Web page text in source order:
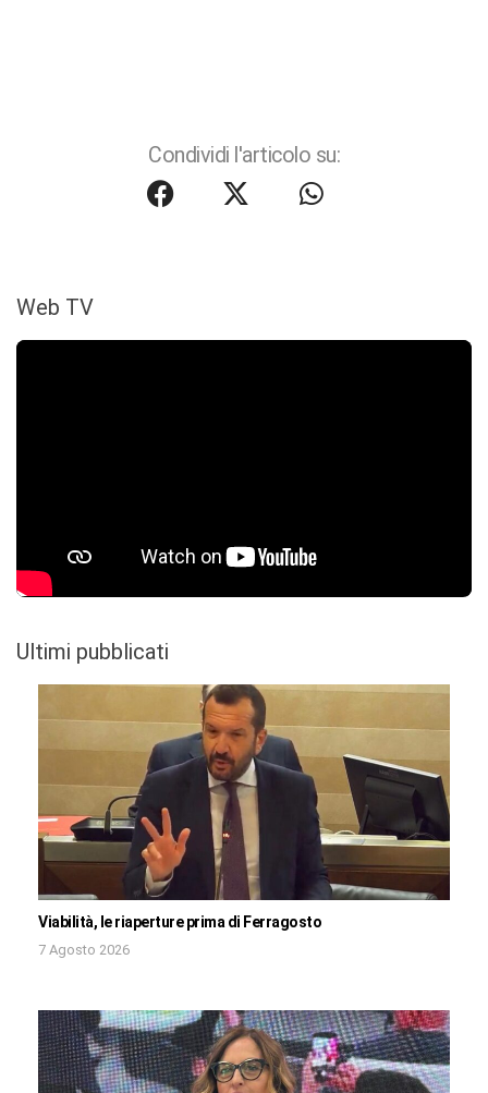
Condividi l'articolo su:
Web TV
Ultimi pubblicati
Viabilità, le riaperture prima di Ferragosto
7 Agosto 2026